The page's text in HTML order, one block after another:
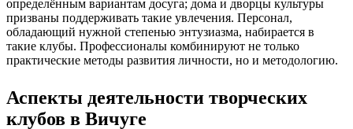
определённым вариантам досуга; дома и дворцы культуры
призваны поддерживать такие увлечения. Персонал,
обладающий нужной степенью энтузиазма, набирается в
такие клубы. Профессионалы комбинируют не только
практические методы развития личности, но и методологию.
Аспекты деятельности творческих
клубов в Вичуге